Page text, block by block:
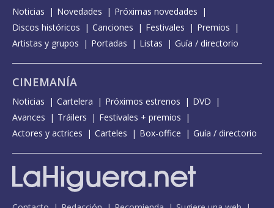
Noticias Novedades
Próximas novedades
Discos históricos
Canciones Festivales
Premios
Artistas y grupos
Portadas Listas Guía / directorio
CINEMANÍA
Noticias Cartelera Próximos estrenos
DVD
Avances
Tráilers
Festivales + premios
Actores y actrices
Carteles Box-office Guía / directorio